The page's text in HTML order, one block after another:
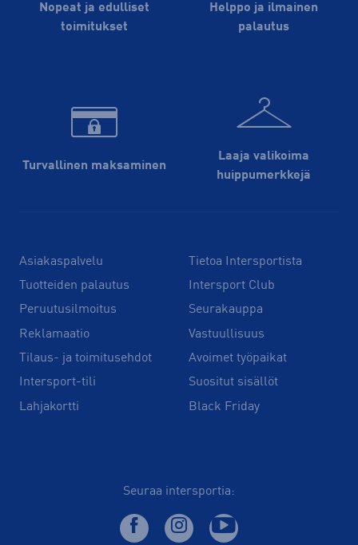
Nopeat ja edulliset
toimitukset
Helppo ja ilmainen
palautus
Turvallinen maksaminen
Laaja valikoima
huippu­merkkejä
Asiakaspalvelu
Tuotteiden palautus
Peruutusilmoitus
Reklamaatio
Tilaus- ja toimitusehdot
Intersport-tili
Lahjakortti
Tietoa Intersportista
Intersport Club
Seurakauppa
Vastuullisuus
Avoimet työpaikat
Suositut sisällöt
Black Friday
Seuraa intersportia: